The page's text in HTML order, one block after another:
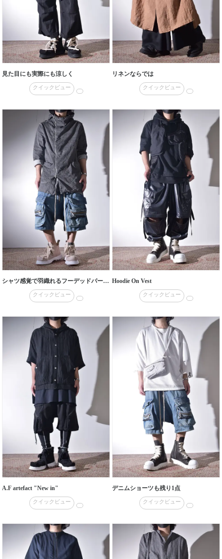
見た目にも実際にも涼しく
クイックビュー
リネンならでは
クイックビュー
シャツ感覚で羽織れるフーデッドパーカー
クイックビュー
Hoodie On Vest
クイックビュー
A.F artefact "New in"
クイックビュー
デニムショーツも残り1点
クイックビュー